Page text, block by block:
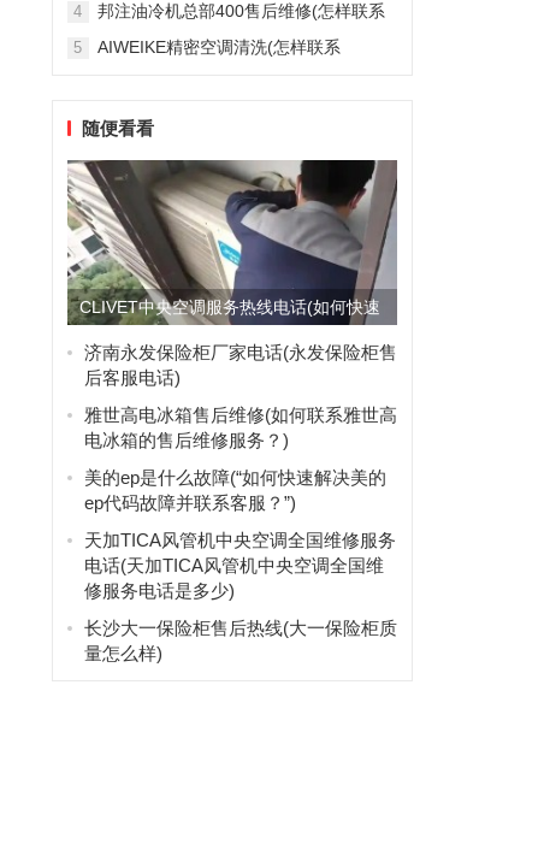
少？)
4
邦注油冷机总部400售后维修(怎样联系
5
AIWEIKE精密空调清洗(怎样联系
随便看看
CLIVET中央空调服务热线电话(如何快速
拨打CLIVET中...
济南永发保险柜厂家电话(永发保险柜售
后客服电话)
雅世高电冰箱售后维修(如何联系雅世高
电冰箱的售后维修服务？)
美的ep是什么故障(“如何快速解决美的
ep代码故障并联系客服？”)
天加TICA风管机中央空调全国维修服务
电话(天加TICA风管机中央空调全国维
修服务电话是多少)
长沙大一保险柜售后热线(大一保险柜质
量怎么样)